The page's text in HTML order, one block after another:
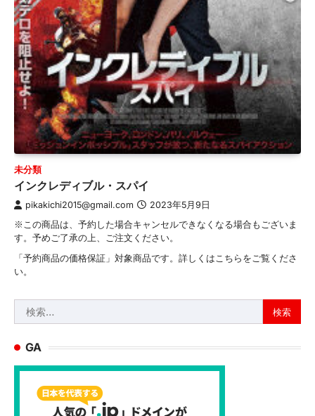
未分類
インクレディブル・スパイ
pikakichi2015@gmail.com 2023年5月9日
※この商品は、予約した場合キャンセルできなくなる場合もございま
す。予めご了承の上、ご注文ください。
「予約商品の価格保証」対象商品です。詳しくはこちらをご覧くださ
い。
索:
GA